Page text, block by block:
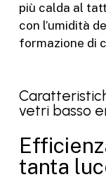
più calda al
con l’umidità
formazione di
vetri basso
tanta